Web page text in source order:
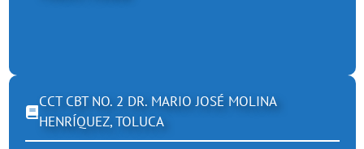
CCT CBT NO. 2 DR. MARIO JOSÉ MOLINA
HENRÍQUEZ, TOLUCA